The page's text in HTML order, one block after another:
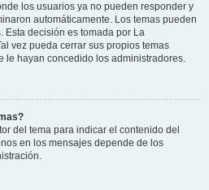
los usuarios ya no pueden responder y
automáticamente. Los temas pueden
Esta decisión es tomada por La
vez pueda cerrar sus propios temas
le hayan concedido los administradores.
del tema para indicar el contenido del
en los mensajes depende de los